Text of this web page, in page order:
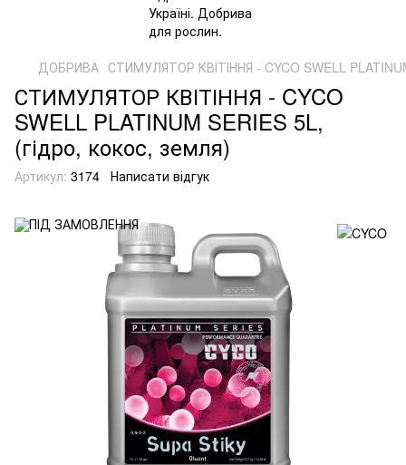
ДОБРИВА СТИМУЛЯТОР КВІТІННЯ - CYCO SWELL
СТИМУЛЯТОР КВІТІННЯ - CYCO
SWELL PLATINUM SERIES 5L,
(гідро, кокос, земля)
Артикул: 3174 Написати відгук